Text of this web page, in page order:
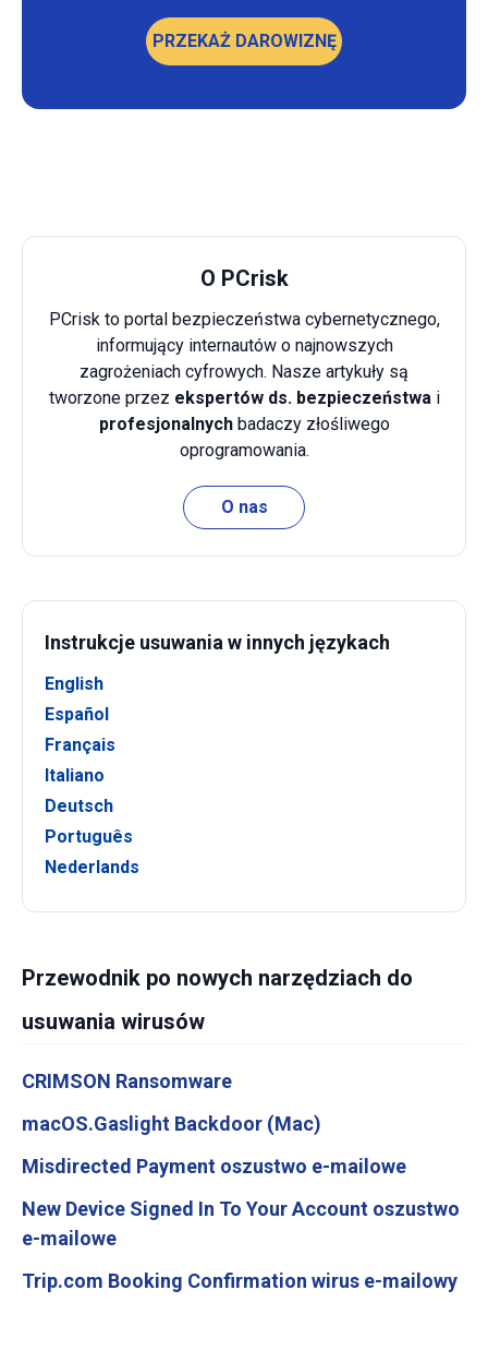
PRZEKAŻ DAROWIZNĘ
O PCrisk
PCrisk to portal bezpieczeństwa cybernetycznego,
informujący internautów o najnowszych
zagrożeniach cyfrowych. Nasze artykuły są
tworzone przez ekspertów ds. bezpieczeństwa i
profesjonalnychbadaczy złośliwego
oprogramowania.
O nas
Instrukcje usuwania w innych językach
English
Español
Français
Italiano
Deutsch
Português
Nederlands
Przewodnik po nowych narzędziach do
usuwania wirusów
CRIMSON Ransomware
macOS.Gaslight Backdoor (Mac)
Misdirected Payment oszustwo e-mailowe
New Device Signed In To Your Account oszustwo
e-mailowe
Trip.com Booking Confirmation wirus e-mailowy